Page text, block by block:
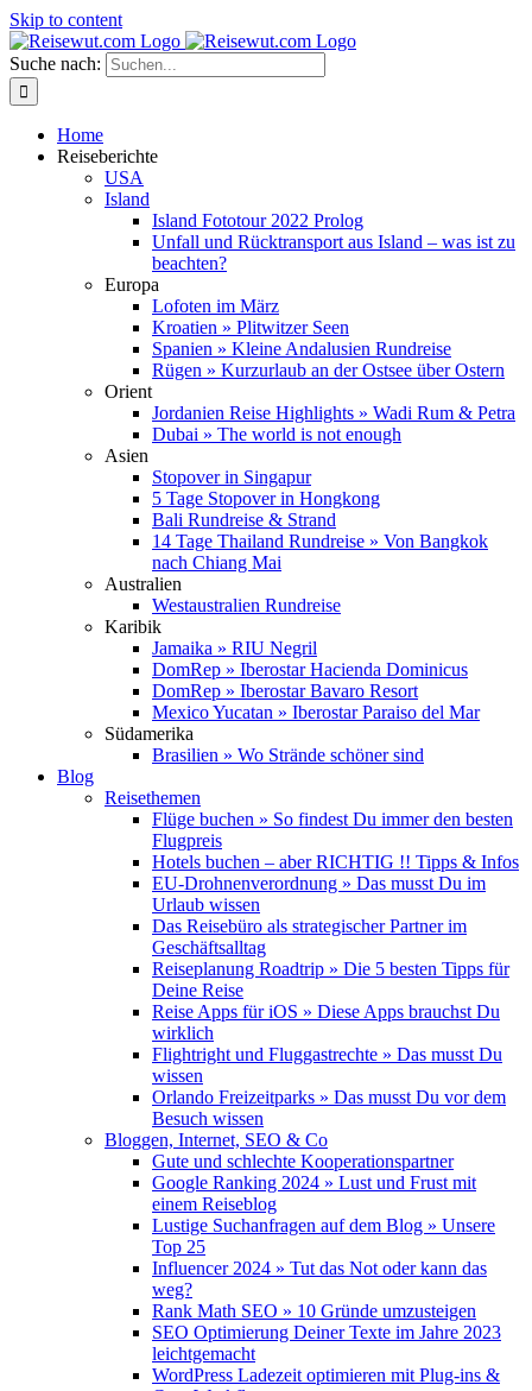
Skip to content
Suche nach:
Home
Reiseberichte
USA
Island
Island Fototour 2022 Prolog
Unfall und Rücktransport aus Island – was ist zu
beachten?
Europa
Lofoten im März
Kroatien » Plitwitzer Seen
Spanien » Kleine Andalusien Rundreise
Rügen » Kurzurlaub an der Ostsee über Ostern
Orient
Jordanien Reise Highlights » Wadi Rum & Petra
Dubai » The world is not enough
Asien
Stopover in Singapur
5 Tage Stopover in Hongkong
Bali Rundreise & Strand
14 Tage Thailand Rundreise » Von Bangkok
nach Chiang Mai
Australien
Westaustralien Rundreise
Karibik
Jamaika » RIU Negril
DomRep » Iberostar Hacienda Dominicus
DomRep » Iberostar Bavaro Resort
Mexico Yucatan » Iberostar Paraiso del Mar
Südamerika
Brasilien » Wo Strände schöner sind
Blog
Reisethemen
Flüge buchen » So findest Du immer den besten
Flugpreis
Hotels buchen – aber RICHTIG !! Tipps & Infos
EU-Drohnenverordnung » Das musst Du im
Urlaub wissen
Das Reisebüro als strategischer Partner im
Geschäftsalltag
Reiseplanung Roadtrip » Die 5 besten Tipps für
Deine Reise
Reise Apps für iOS » Diese Apps brauchst Du
wirklich
Flightright und Fluggastrechte » Das musst Du
wissen
Orlando Freizeitparks » Das musst Du vor dem
Besuch wissen
Bloggen, Internet, SEO & Co
Gute und schlechte Kooperationspartner
Google Ranking 2024 » Lust und Frust mit
einem Reiseblog
Lustige Suchanfragen auf dem Blog » Unsere
Top 25
Influencer 2024 » Tut das Not oder kann das
weg?
Rank Math SEO » 10 Gründe umzusteigen
SEO Optimierung Deiner Texte im Jahre 2023
leichtgemacht
WordPress Ladezeit optimieren mit Plug-ins &